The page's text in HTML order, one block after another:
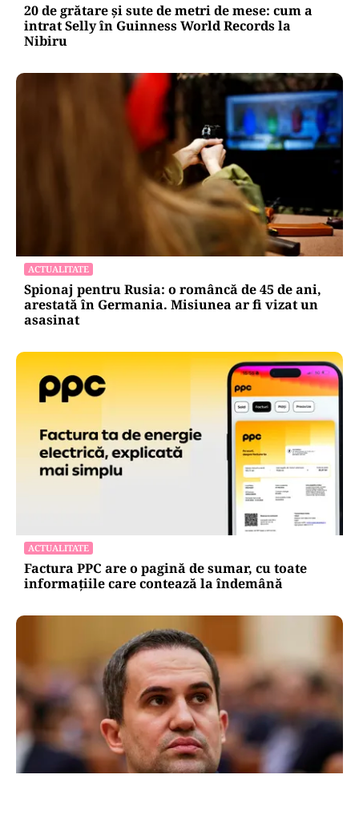
20 de grătare și sute de metri de mese: cum a
intrat Selly în Guinness World Records la
Nibiru
ACTUALITATE
Spionaj pentru Rusia: o româncă de 45 de ani,
arestată în Germania. Misiunea ar fi vizat un
asasinat
ACTUALITATE
Factura PPC are o pagină de sumar, cu toate
informațiile care contează la îndemână